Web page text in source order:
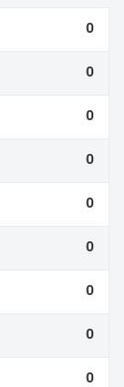
0
0
0
0
0
0
0
0
0